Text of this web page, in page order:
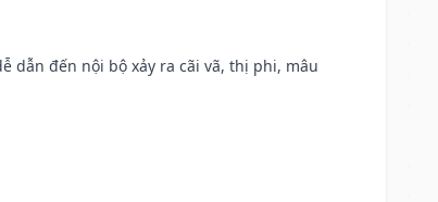
dẫn đến nội bộ xảy ra cãi vã, thị phi, mâu